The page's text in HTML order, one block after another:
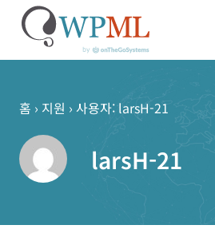
홈 › 지원 › 사용자: larsH-21
larsH-21